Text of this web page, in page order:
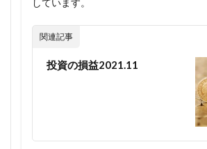
関連記事
投資の損益2021.11